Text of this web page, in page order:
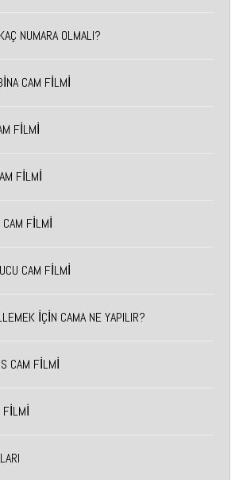
NUMARA OLMALI?
CAM FILMI
FILMI
FILMI
CAM FILMI
CAM FILMI
İÇİN CAMA NE YAPILIR?
CAM FILMI
FİLMİ